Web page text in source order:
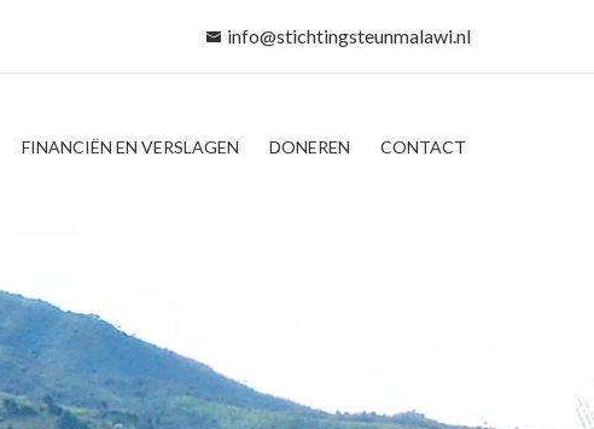
info@stichtingsteunmalawi.nl
FINANCIËN EN VERSLAGEN DONEREN CONTACT